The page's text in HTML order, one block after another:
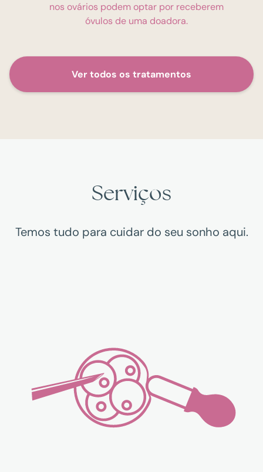
nos ovários podem optar por receberem
óvulos de uma doadora.
Ver todos os tratamentos
Serviços
Temos tudo para cuidar do seu sonho aqui.